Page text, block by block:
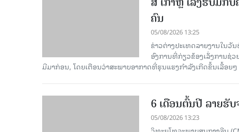
ຄົນ
05/08/2026 13:25
ຂ່າວຕ່າງປະເທດລາຍງານໃນ
ອົງການທີ່ກ່ຽວຂ້ອງເລັ່ງການຊ່
ມີມາກ່ອນ, ໂດຍເຕືອນວ່າສະພາບອາກາດທີ່ຮຸນແຮງກຳລັງເກີດຂຶ້ນເລື້ອຍໆ
6 ເດືອນຕົ້ນປີ ລາຍຮັ
05/08/2026 13:23